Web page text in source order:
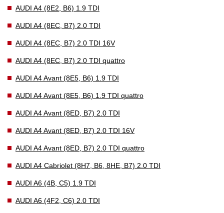
AUDI A4 (8E2, B6) 1.9 TDI
AUDI A4 (8EC, B7) 2.0 TDI
AUDI A4 (8EC, B7) 2.0 TDI 16V
AUDI A4 (8EC, B7) 2.0 TDI quattro
AUDI A4 Avant (8E5, B6) 1.9 TDI
AUDI A4 Avant (8E5, B6) 1.9 TDI quattro
AUDI A4 Avant (8ED, B7) 2.0 TDI
AUDI A4 Avant (8ED, B7) 2.0 TDI 16V
AUDI A4 Avant (8ED, B7) 2.0 TDI quattro
AUDI A4 Cabriolet (8H7, B6, 8HE, B7) 2.0 TDI
AUDI A6 (4B, C5) 1.9 TDI
AUDI A6 (4F2, C6) 2.0 TDI